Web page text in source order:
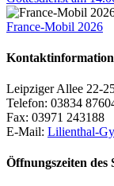
France-Mobil 2026
Leipziger Allee 22-
Telefon: 03834
Fax: 03971 243188
E-Mail: Lilienthal-
Öffnungszeiten des